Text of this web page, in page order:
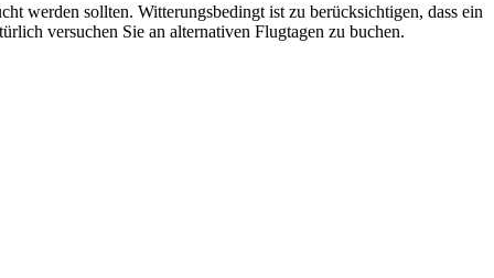
werden sollten. Witterungsbedingt ist zu berücksichtigen, dass ein
versuchen Sie an alternativen Flugtagen zu buchen.